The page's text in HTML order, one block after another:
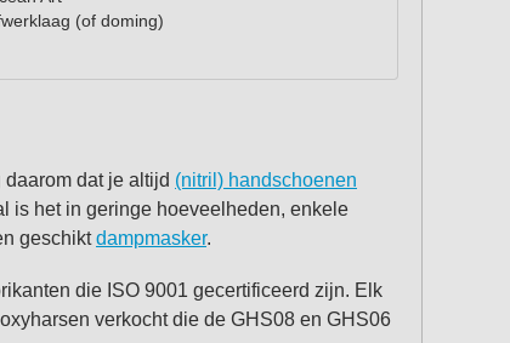
(of doming)
dat je altijd (nitril) handschoenen
is het in geringe hoeveelheden, enkele
geschiktdampmasker.
die ISO 9001 gecertificeerd zijn. Elk
verkocht die de GHS08 en GHS06